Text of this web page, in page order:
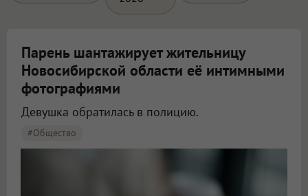
Парень шантажирует жительницу
Новосибирской области её интимными
фотографиями
Девушка обратилась в полицию.
#Общество